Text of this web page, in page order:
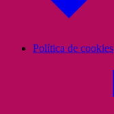
Política de cookies